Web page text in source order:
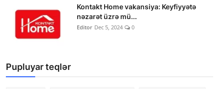
Kontakt Home vakansiya: Keyfiyyətə
nəzarət üzrə mü...
Editor Dec 5, 2024 0
Pupluyar teqlər